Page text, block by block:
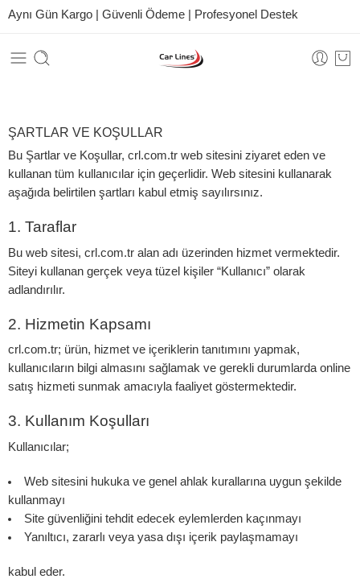
Aynı Gün Kargo | Güvenli Ödeme | Profesyonel Destek
ŞARTLAR VE KOŞULLAR
Bu Şartlar ve Koşullar, crl.com.tr web sitesini ziyaret eden ve
kullanan tüm kullanıcılar için geçerlidir. Web sitesini kullanarak
aşağıda belirtilen şartları kabul etmiş sayılırsınız.
1. Taraflar
Bu web sitesi, crl.com.tr alan adı üzerinden hizmet vermektedir.
Siteyi kullanan gerçek veya tüzel kişiler “Kullanıcı” olarak
adlandırılır.
2. Hizmetin Kapsamı
crl.com.tr; ürün, hizmet ve içeriklerin tanıtımını yapmak,
kullanıcıların bilgi almasını sağlamak ve gerekli durumlarda online
satış hizmeti sunmak amacıyla faaliyet göstermektedir.
3. Kullanım Koşulları
Kullanıcılar;
Web sitesini hukuka ve genel ahlak kurallarına uygun şekilde
kullanmayı
Site güvenliğini tehdit edecek eylemlerden kaçınmayı
Yanıltıcı, zararlı veya yasa dışı içerik paylaşmamayı
kabul eder.